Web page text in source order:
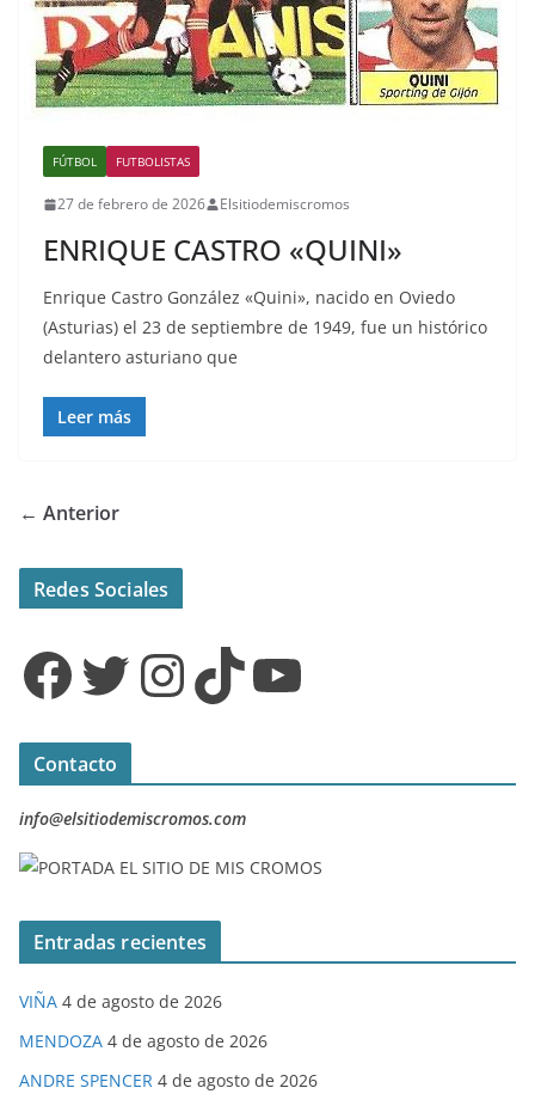
FÚTBOL FUTBOLISTAS
27 de febrero de 2026 Elsitiodemiscromos
ENRIQUE CASTRO «QUINI»
Enrique Castro González «Quini», nacido en Oviedo
(Asturias) el 23 de septiembre de 1949, fue un histórico
delantero asturiano que
Leer más
← Anterior
Redes Sociales
Facebook Twitter InstagramTikTok YouTube
Contacto
info@elsitiodemiscromos.com
Entradas recientes
VIÑA 4 de agosto de 2026
MENDOZA 4 de agosto de 2026
ANDRE SPENCER 4 de agosto de 2026